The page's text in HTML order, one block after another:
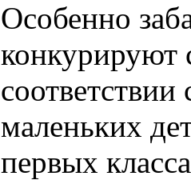
Особенно
конкурируют
маленьких
первых